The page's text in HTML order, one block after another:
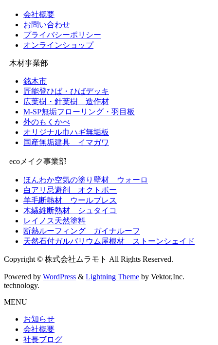
会社概要
お問い合わせ
プライバシーポリシー
オンラインショップ
木材事業部
銘木市
匠能登ひば・ひばデッキ
広葉樹・針葉樹 造作材
M-SP無垢フローリング・羽目板
外のもくかべ
オリジナル巾ハギ無垢板
国産無垢建具 イマガワ
ecoメイク事業部
ほんわか空気の塗り壁材 ウォーロ
白アリ忌避剤 オクトボー
羊毛断熱材 ウールブレス
木繊維断熱材 シュタイコ
レイノス天然塗料
断熱ルーフィング ガイナルーフ
天然石付ガルバリウム屋根材 ストーンシェイド
Copyright © 株式会社ムラモト All Rights Reserved.
Powered by WordPress & Lightning Theme by Vektor,Inc.
technology.
MENU
お知らせ
会社概要
社長ブログ